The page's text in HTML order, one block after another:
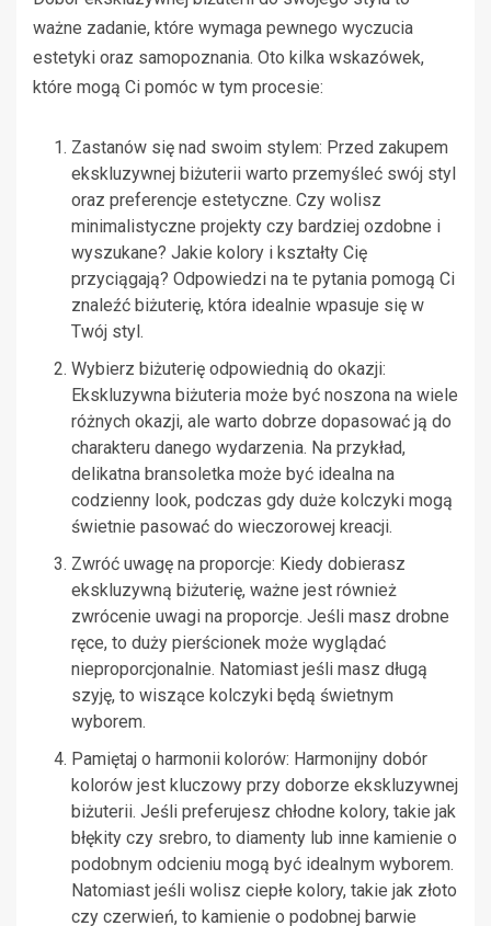
ważne zadanie, które wymaga pewnego wyczucia
estetyki oraz samopoznania. Oto kilka wskazówek,
które mogą Ci pomóc w tym procesie:
Zastanów się nad swoim stylem: Przed zakupem
ekskluzywnej biżuterii warto przemyśleć swój styl
oraz preferencje estetyczne. Czy wolisz
minimalistyczne projekty czy bardziej ozdobne i
wyszukane? Jakie kolory i kształty Cię
przyciągają? Odpowiedzi na te pytania pomogą Ci
znaleźć biżuterię, która idealnie wpasuje się w
Twój styl.
Wybierz biżuterię odpowiednią do okazji:
Ekskluzywna biżuteria może być noszona na wiele
różnych okazji, ale warto dobrze dopasować ją do
charakteru danego wydarzenia. Na przykład,
delikatna bransoletka może być idealna na
codzienny look, podczas gdy duże kolczyki mogą
świetnie pasować do wieczorowej kreacji.
Zwróć uwagę na proporcje: Kiedy dobierasz
ekskluzywną biżuterię, ważne jest również
zwrócenie uwagi na proporcje. Jeśli masz drobne
ręce, to duży pierścionek może wyglądać
nieproporcjonalnie. Natomiast jeśli masz długą
szyję, to wiszące kolczyki będą świetnym
wyborem.
Pamiętaj o harmonii kolorów: Harmonijny dobór
kolorów jest kluczowy przy doborze ekskluzywnej
biżuterii. Jeśli preferujesz chłodne kolory, takie jak
błękity czy srebro, to diamenty lub inne kamienie o
podobnym odcieniu mogą być idealnym wyborem.
Natomiast jeśli wolisz ciepłe kolory, takie jak złoto
czy czerwień, to kamienie o podobnej barwie